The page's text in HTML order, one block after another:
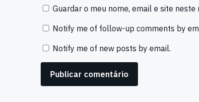
Guardar o meu nome, email e site
Notify me of follow-up comments by
Notify me of new posts by email.